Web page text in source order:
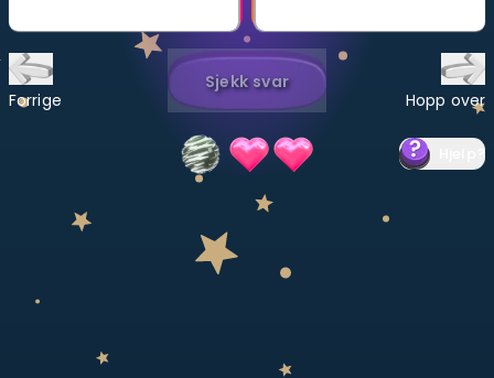
Velg læreplan
Logg inn
Forrige
Sjekk svar
Hopp over
?